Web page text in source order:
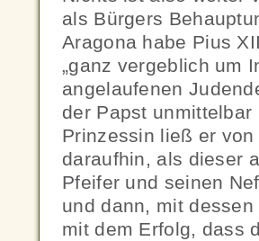
als Bürgers
Aragona habe Pius
„ganz vergeblich um
angelaufenen
der Papst
Prinzessin ließ er
daraufhin, als dieser
Pfeifer und seinen
und dann, mit
mit dem Erfolg, dass